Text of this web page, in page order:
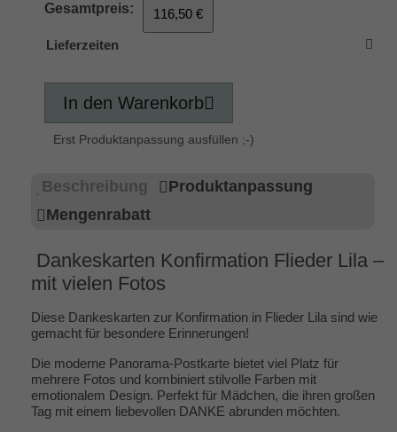
Gesamtpreis: 116,50 €
Lieferzeiten
In den Warenkorb
Erst Produktanpassung ausfüllen ;-)
Beschreibung
Produktanpassung
Mengenrabatt
Dankeskarten Konfirmation Flieder Lila –
mit vielen Fotos
Diese Dankeskarten zur Konfirmation in Flieder Lila sind wie
gemacht für besondere Erinnerungen!
Die moderne Panorama-Postkarte bietet viel Platz für
mehrere Fotos und kombiniert stilvolle Farben mit
emotionalem Design. Perfekt für Mädchen, die ihren großen
Tag mit einem liebevollen DANKE abrunden möchten.